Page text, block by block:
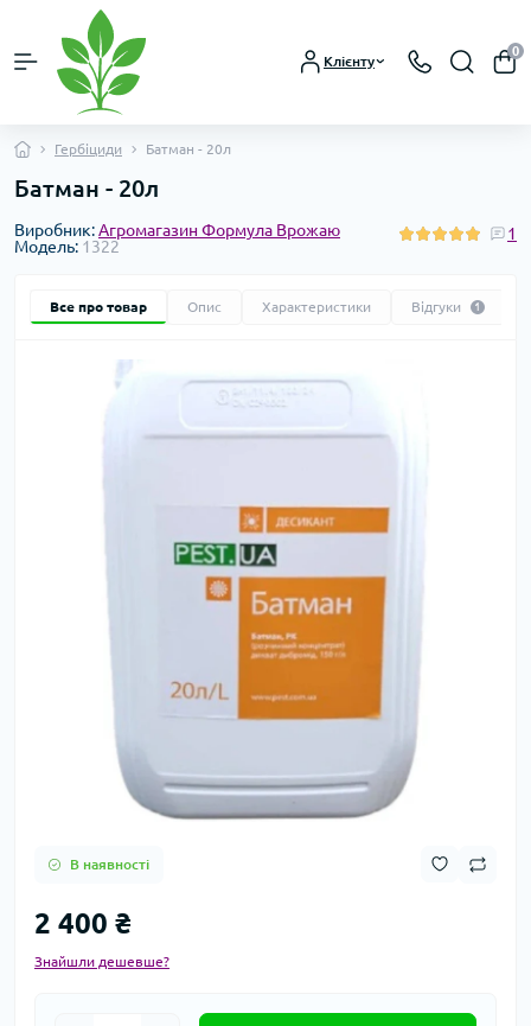
Клієнту
0
Гербіциди Батман - 20л
Батман - 20л
Виробник:Агромагазин Формула Врожаю
Модель: 1322
1
Все про товар Опис Характеристики Відгуки 1
В наявності
2 400 ₴
Знайшли дешевше?